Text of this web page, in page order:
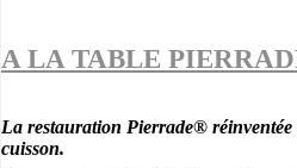
A LA TABLE
La restauration Pierrade® réinventée
cuisson.